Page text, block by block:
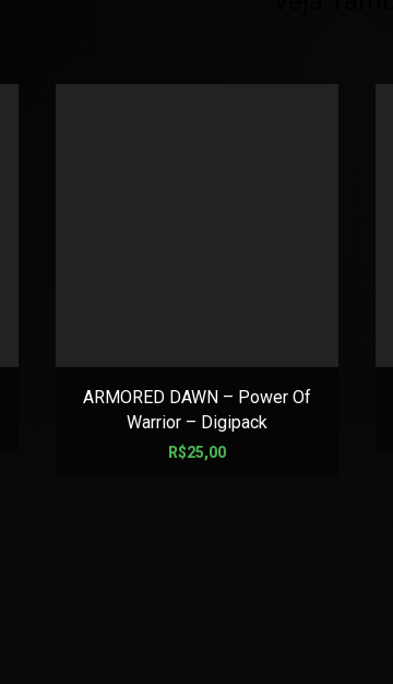
ARMORED DAWN – Power Of
Warrior – Digipack
R$25,00